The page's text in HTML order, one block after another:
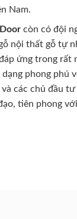
Nam.
còn có đội
nội thất gỗ tự
ứng trong rất
dạng phong phú
các chủ đầu
tiên phong